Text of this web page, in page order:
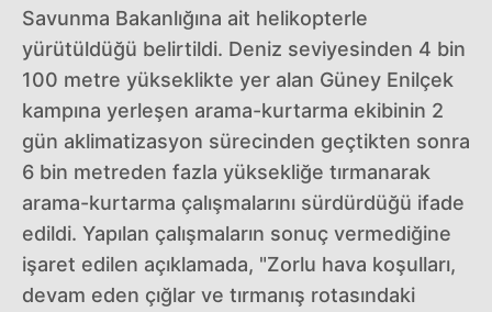
Savunma Bakanlığına ait helikopterle
yürütüldüğü belirtildi. Deniz seviyesinden 4 bin
100 metre yükseklikte yer alan Güney Enilçek
kampına yerleşen arama-kurtarma ekibinin 2
gün aklimatizasyon sürecinden geçtikten sonra
6 bin metreden fazla yüksekliğe tırmanarak
arama-kurtarma çalışmalarını sürdürdüğü ifade
edildi. Yapılan çalışmaların sonuç vermediğine
işaret edilen açıklamada, "Zorlu hava koşulları,
devam eden çığlar ve tırmanış rotasındaki